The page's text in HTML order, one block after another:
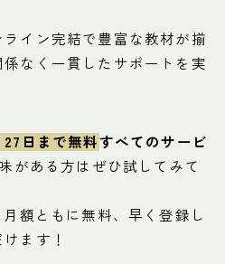
ライン完結で豊富な教材が揃
なく一貫したサポートを実
27日まで無料すべてのサービ
がある方はぜひ試してみて
額ともに無料、早く登録し
ます！